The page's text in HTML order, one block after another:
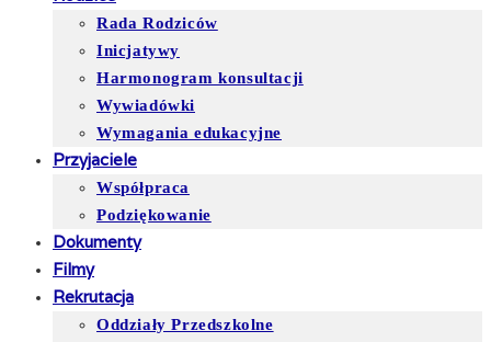
Rada Rodziców
Inicjatywy
Harmonogram konsultacji
Wywiadówki
Wymagania edukacyjne
Przyjaciele
Współpraca
Podziękowanie
Dokumenty
Filmy
Rekrutacja
Oddziały Przedszkolne